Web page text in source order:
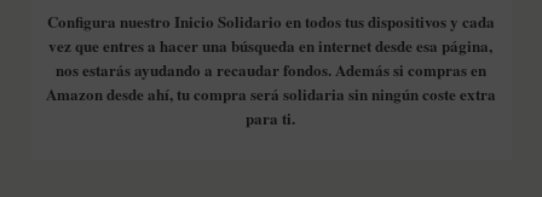
Configura nuestro Inicio Solidario en todos tus dispositivos y cada
vez que entres a hacer una búsqueda en internet desde esa página,
nos estarás ayudando a recaudar fondos. Además si compras en
Amazon desde ahí, tu compra será solidaria sin ningún coste extra
para ti.